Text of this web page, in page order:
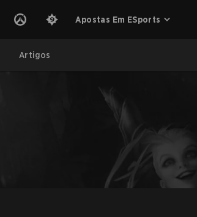
Apostas Em ESports
Artigos